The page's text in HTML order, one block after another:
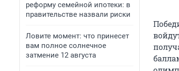
реформу семейной ипотеки: в
правительстве назвали риски
Ловите момент: что принесет
вам полное солнечное
затмение 12 августа